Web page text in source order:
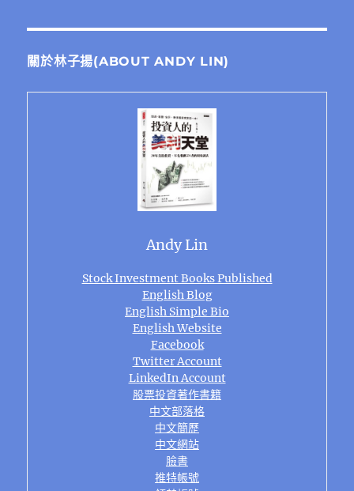
關於林子揚(ABOUT ANDY LIN)
Andy Lin
Stock Investment Books Published
English Blog
English Simple Bio
English Website
Facebook
Twitter Account
LinkedIn Account
股票投資著作書籍
中文部落格
中文簡歷
中文網站
臉書
推特帳號